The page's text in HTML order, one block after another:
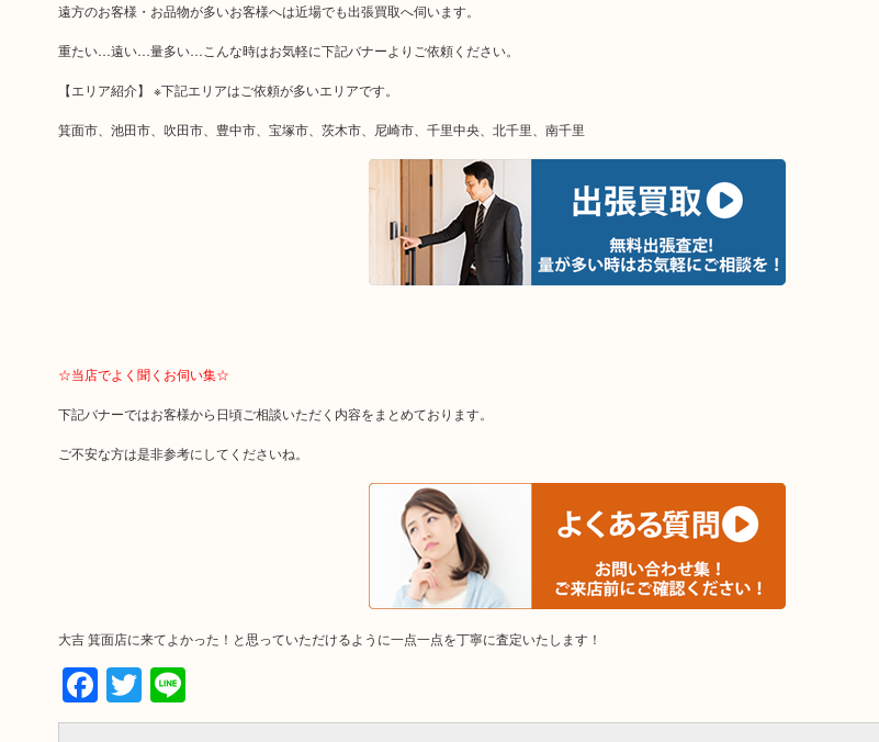
遠方のお客様・お品物が多いお客様へは近場でも出張買取へ伺います。
重たい…遠い…量多い…こんな時はお気軽に下記バナーよりご依頼ください。
【エリア紹介】 ※下記エリアはご依頼が多いエリアです。
箕面市、池田市、吹田市、豊中市、宝塚市、茨木市、尼崎市、千里中央、北千里、南千里
☆当店でよく聞くお伺い集☆
下記バナーではお客様から日頃ご相談いただく内容をまとめております。
ご不安な方は是非参考にしてくださいね。
大吉 箕面店に来てよかった！と思っていただけるように一点一点を丁寧に査定いたします！
Facebook
Twitter
Line